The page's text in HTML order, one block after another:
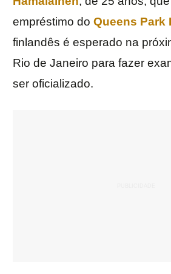
empréstimo do Queens Park
finlandês é esperado na
Rio de Janeiro para fazer
ser oficializado.